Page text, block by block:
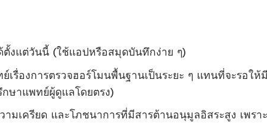
ตั้งแต่วันนี้ (ใช้แอปหรือสมุดบันทึกง่าย ๆ)
รื่องการตรวจฮอร์โมนพื้นฐานเป็นระยะ ๆ แทนที่จะรอให้
ษาแพทย์ผู้ดูแลโดยตรง)
มเครียด และโภชนาการที่มีสารต้านอนุมูลอิสระสูง เพรา